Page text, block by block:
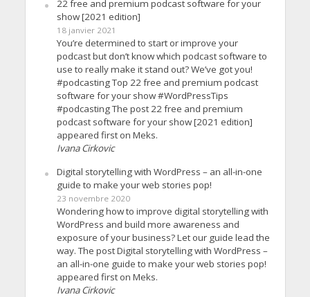
22 free and premium podcast software for your
show [2021 edition]
18 janvier 2021
You’re determined to start or improve your
podcast but don’t know which podcast software to
use to really make it stand out? We’ve got you!
#podcasting Top 22 free and premium podcast
software for your show #WordPressTips
#podcasting The post 22 free and premium
podcast software for your show [2021 edition]
appeared first on Meks.
Ivana Cirkovic
Digital storytelling with WordPress – an all-in-one
guide to make your web stories pop!
23 novembre 2020
Wondering how to improve digital storytelling with
WordPress and build more awareness and
exposure of your business? Let our guide lead the
way. The post Digital storytelling with WordPress –
an all-in-one guide to make your web stories pop!
appeared first on Meks.
Ivana Cirkovic